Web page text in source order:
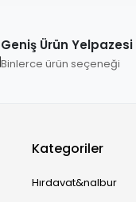
Geniş Ürün Yelpazesi
Binlerce ürün seçeneği
Kategoriler
Hırdavat&nalbur